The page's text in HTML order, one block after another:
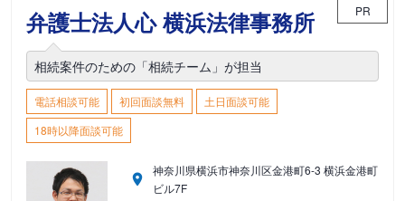
弁護士法人心 横浜法律事務所 PR
相続案件のための「相続チーム」が担当
電話相談可能 初回面談無料
土日面談可能
18時以降面談可能
神奈川県横浜市神奈川区金港町6-3 横浜金港町
ビル7F